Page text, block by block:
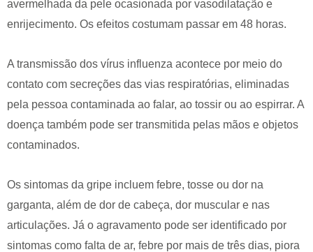
avermelhada da pele ocasionada por vasodilatação e
enrijecimento. Os efeitos costumam passar em 48 horas.
A transmissão dos vírus influenza acontece por meio do
contato com secreções das vias respiratórias, eliminadas
pela pessoa contaminada ao falar, ao tossir ou ao espirrar. A
doença também pode ser transmitida pelas mãos e objetos
contaminados.
Os sintomas da gripe incluem febre, tosse ou dor na
garganta, além de dor de cabeça, dor muscular e nas
articulações. Já o agravamento pode ser identificado por
sintomas como falta de ar, febre por mais de três dias, piora